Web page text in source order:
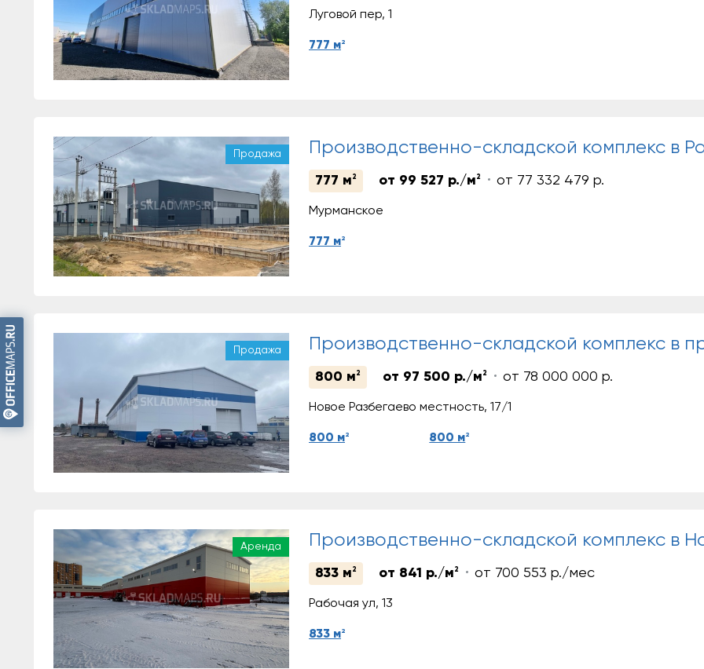
Луговой пер, 1
777 м2
Продажа Производственно-складской комплекс в
777 м 2 от 99 527 р./м 2 от 77 332 479 р.
Мурманское
777 м2
Продажа Производственно-складской комплекс в
800 м 2 от 97 500 р./м 2 от 78 000 000 р.
Новое Разбегаево местность, 17/1
800 м2 800 м2
Аренда Производственно-складской комплекс в
833 м 2 от 841 р./м 2 от 700 553 р./мес
Рабочая ул, 13
833 м2